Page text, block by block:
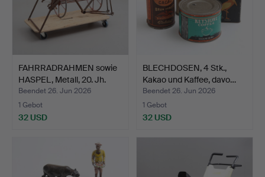
FAHRRADRAHMEN sowie
HASPEL, Metall, 20. Jh.
Beendet 26. Jun 2026
1 Gebot
32 USD
BLECHDOSEN, 4 Stk.,
Kakao und Kaffee, davo…
Beendet 26. Jun 2026
1 Gebot
32 USD